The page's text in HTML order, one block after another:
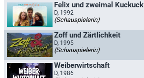
Felix und zweimal Kuckuck
D, 1992
(Schauspielerin)
Zoff und Zärtlichkeit
D, 1995
(Schauspielerin)
Weiberwirtschaft
D, 1986